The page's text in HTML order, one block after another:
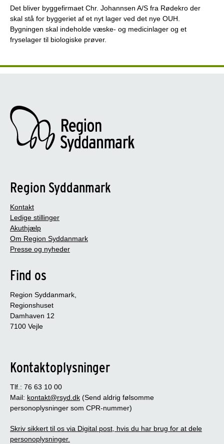
Det bliver byggefirmaet Chr. Johannsen A/S fra Rødekro der
skal stå for byggeriet af et nyt lager ved det nye OUH.
Bygningen skal indeholde væske- og medicinlager og et
fryselager til biologiske prøver.
Region Syddanmark
Kontakt
Ledige stillinger
Akuthjælp
Om Region Syddanmark
Presse og nyheder
Find os
Region Syddanmark,
Regionshuset
Damhaven 12
7100 Vejle
Kontaktoplysninger
Tlf.: 76 63 10 00
Mail: kontakt@rsyd.dk (Send aldrig følsomme
personoplysninger som CPR-nummer)
Skriv sikkert til os via Digital post, hvis du har brug for at dele
personoplysninger.